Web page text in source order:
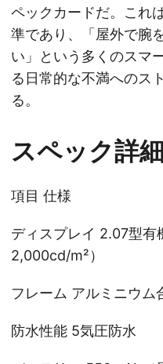
ペックカードだ。これ
準であり、「屋外で腕
い」という多くのスマ
る日常的な不満へのス
る。
スペック詳細
項目 仕様
ディスプレイ 2.07型有
2,000cd/m²）
フレーム アルミニウム
防水性能 5気圧防水